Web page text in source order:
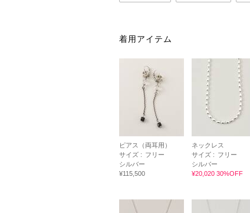
着用アイテム
ピアス（両耳用）
サイズ : フリー
シルバー
¥115,500
ネックレス
サイズ : フリー
シルバー
¥20,020 30%OFF